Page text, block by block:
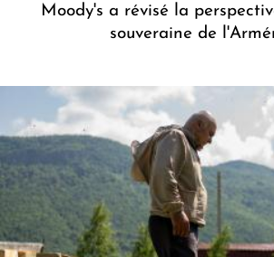
Moody's a révisé la
souveraine de